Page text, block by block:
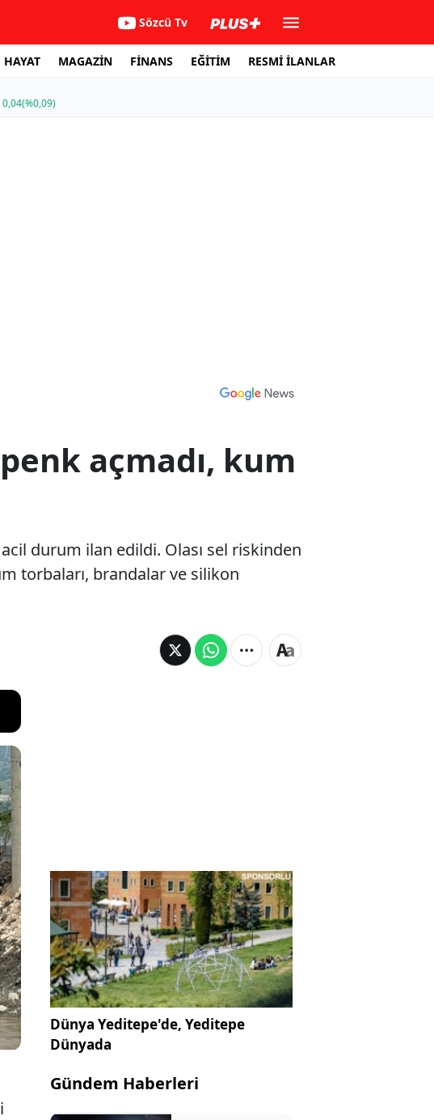
Sözcü Tv
HAYAT MAGAZİN FİNANS EĞİTİM RESMİ İLANLAR
0,04(%0,09)
açmadı, kum
durum ilan edildi. Olası sel riskinden
torbaları, brandalar ve silikon
Dünya Yeditepe'de, Yeditepe
Dünyada
Gündem Haberleri